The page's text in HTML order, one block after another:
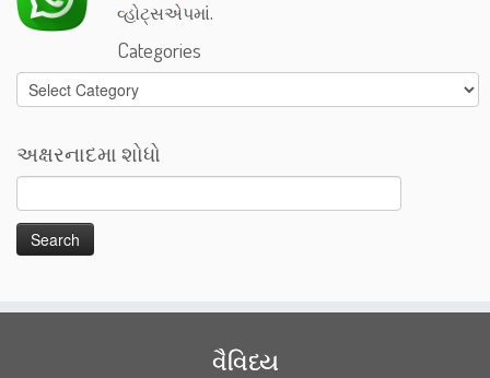
વ્હોટ્સએપમાં.
Categories
Categories
અક્ષરનાદમા શોધો
વૈવિધ્ય